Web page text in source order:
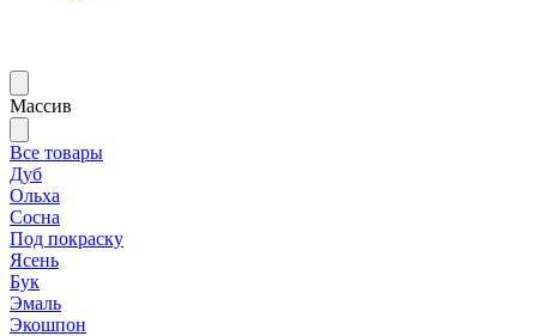
Массив
Все товары
Дуб
Ольха
Сосна
Под покраску
Ясень
Бук
Эмаль
Экошпон